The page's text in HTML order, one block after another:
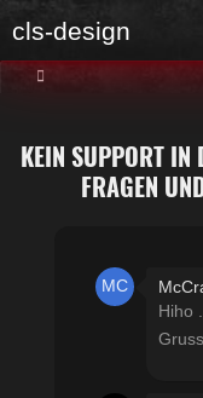
cls-design
KEIN SUPPORT IN
FRAGEN
Hiho .